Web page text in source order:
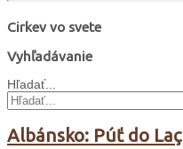
Cirkev vo svete
Vyhľadávanie
Hľadať...
Albánsko: Púť do Laç